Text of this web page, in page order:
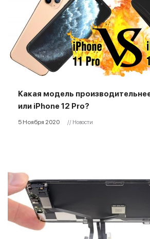
Какая модель
или iPhone 12 Pro?
5 Ноября 2020 // Новости